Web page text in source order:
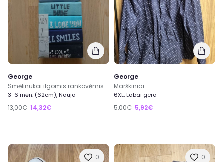
George
Smėlinukai ilgomis rankovėmis
3-6 mėn. (62cm), Nauja
13,00€ 14,32€
George
Marškiniai
6XL, Labai gera
5,00€ 5,92€
0 0